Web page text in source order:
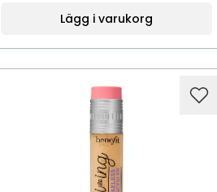
Lägg i varukorg